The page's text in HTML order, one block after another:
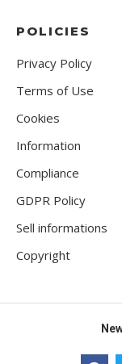
POLICIES
Privacy Policy
Terms of Use
Cookies
Information
Compliance
GDPR Policy
Sell informations
Copyright